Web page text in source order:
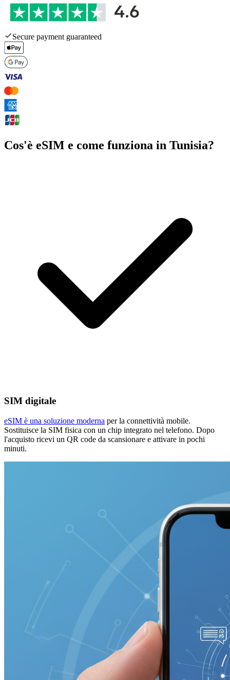
Secure payment guaranteed
Cos'è eSIM e come funziona in Tunisia?
SIM digitale
eSIM è una soluzione moderna per la connettività mobile.
Sostituisce la SIM fisica con un chip integrato nel telefono. Dopo
l'acquisto ricevi un QR code da scansionare e attivare in pochi
minuti.